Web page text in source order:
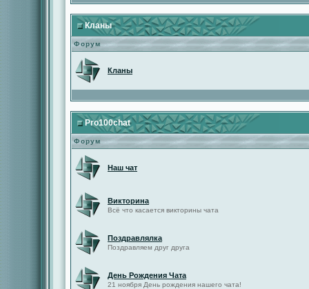
Кланы
Форум
Кланы
Pro100chat
Форум
Наш чат
Викторина
Всё что касается викторины чата
Поздравлялка
Поздравляем друг друга
День Рождения Чата
21 ноября День рождения нашего чата!